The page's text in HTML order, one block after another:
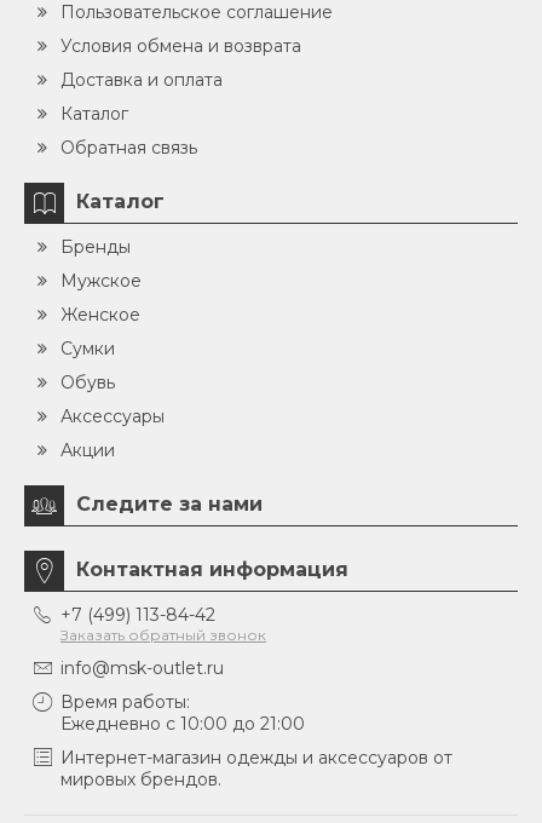
Пользовательское соглашение
Условия обмена и возврата
Доставка и оплата
Каталог
Обратная связь
Каталог
Бренды
Мужское
Женское
Сумки
Обувь
Аксессуары
Акции
Следите за нами
Контактная информация
+7 (499) 113-84-42
Заказать обратный звонок
info@msk-outlet.ru
Время работы:
Ежедневно с 10:00 до 21:00
Интернет-магазин одежды и аксессуаров от
мировых брендов.